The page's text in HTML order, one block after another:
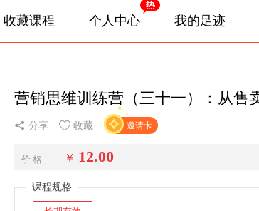
收藏课程 个人中心 我的足迹
营销思维训练营（三十一）：从售
分享 收藏 邀请卡
价 格 ￥ 12.00
课程规格